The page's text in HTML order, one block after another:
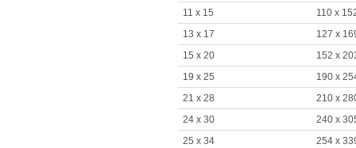
11 x 15
110 x
13 x 17
127 x
15 x 20
152 x
19 x 25
190 x
21 x 28
210 x
24 x 30
240 x
25 x 34
254 x